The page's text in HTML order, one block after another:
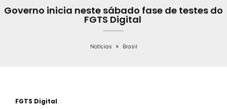
o
e g
r
a
e
b
Governo inicia neste sábado fase de testes do
FGTS Digital
Notícias Brasil
FGTS Digital